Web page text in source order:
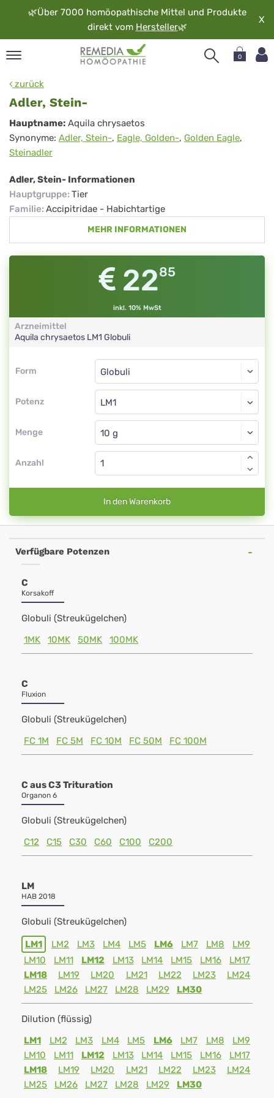
🌿Über 7000 homöopathische Mittel und Produkte
direkt vom Hersteller🌿
X
0
zurück
Adler, Stein-
Adler,
Stein-
Hauptname: Aquila chrysaetos
Synonyme: Adler, Stein-, Eagle, Golden-, Golden Eagle,
Steinadler
Adler, Stein- Informationen
Hauptgruppe: Tier
Familie: Accipitridae - Habichtartige
MEHR INFORMATIONEN
2285
inkl. 10% MwSt
Arzneimittel
Aquila chrysaetos LM1 Globuli
Form
Form
Potenz
Globuli
LM1
Menge
Globuli
Anzahl
In den Warenkorb
Verfügbare Potenzen
C
Korsakoff
Globuli (Streukügelchen)
1MK
10MK 50MK 100MK
C
Fluxion
Globuli (Streukügelchen)
FC 1M
FC 5M FC 10M FC 50M FC 100M
C aus C3 Trituration
Organon 6
Globuli (Streukügelchen)
C12
C15 C30 C60 C100 C200
LM
HAB 2018
Globuli (Streukügelchen)
LM1 LM2 LM3 LM4 LM5 LM6 LM7 LM8
LM9
LM10
LM11 LM12 LM13 LM14 LM15 LM16
LM17
LM18
LM19 LM20 LM21 LM22 LM23
LM24
LM25
LM26 LM27 LM28 LM29 LM30
Dilution (flüssig)
LM1
LM2 LM3 LM4 LM5 LM6 LM7 LM8
LM9
LM10
LM11 LM12 LM13 LM14 LM15 LM16
LM17
LM18
LM19 LM20 LM21 LM22 LM23
LM24
LM25
LM26 LM27 LM28 LM29 LM30